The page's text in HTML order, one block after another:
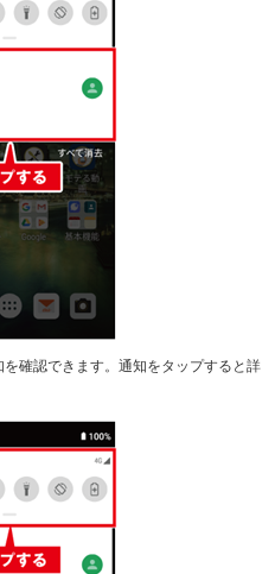
確認できます。通知をタップすると詳